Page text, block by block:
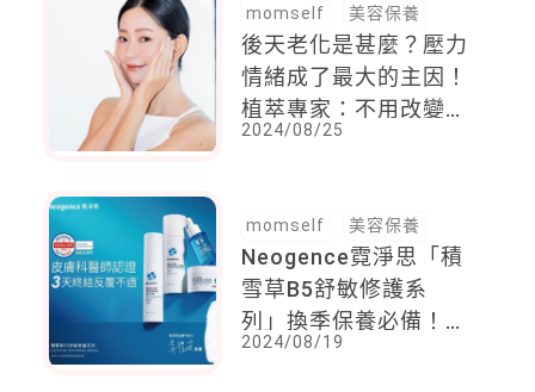
momself 美容保養
後天老化是甚麼？壓力
情緒成了最大的主因！
植萃專家：不用改變本
來的生活習慣，也能減
2024/08/25
momself 美容保養
Neogence霓淨思「積
雪草B5舒敏修護系
列」換季保養必備！
經台灣、德國皮膚科醫
2024/08/19